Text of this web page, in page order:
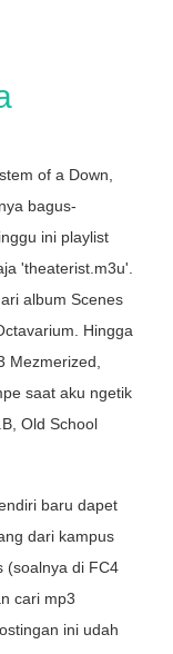
of a Down,
bagus-
ini playlist
'theaterist.m3u'.
album Scenes
Hingga
Mezmerized,
saat aku ngetik
Old School
baru dapet
dari kampus
(soalnya di FC4
cari mp3
ini udah